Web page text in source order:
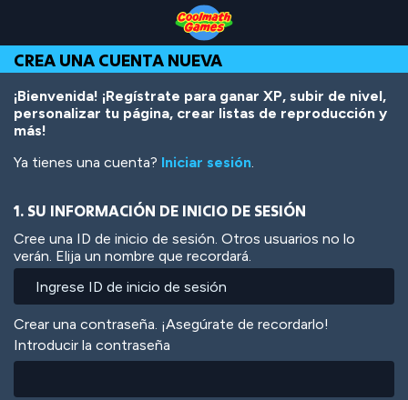
Top
of
Page
Navigation
Main
Content
Footer
contenido
principal
CREA UNA CUENTA NUEVA
¡Bienvenida! ¡Regístrate para ganar XP, subir de nivel,
personalizar tu página, crear listas de reproducción y
más!
Ya tienes una cuenta? Iniciar sesión.
1. SU INFORMACIÓN DE INICIO DE SESIÓN
Cree una ID de inicio de sesión. Otros usuarios no lo
verán. Elija un nombre que recordará.
Crear una contraseña. ¡Asegúrate de recordarlo!
Introducir la contraseña